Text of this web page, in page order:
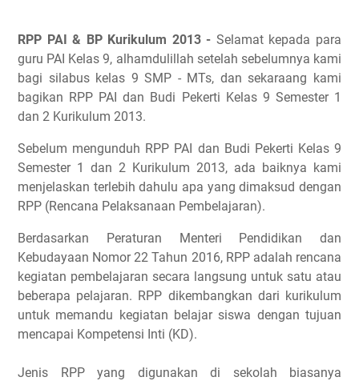
RPP PAI & BP Kurikulum 2013 - Selamat kepada para
guru PAI Kelas 9, alhamdulillah setelah sebelumnya kami
bagi silabus kelas 9 SMP - MTs, dan sekaraang kami
bagikan RPP PAI dan Budi Pekerti Kelas 9 Semester 1
dan 2 Kurikulum 2013.
Sebelum mengunduh RPP PAI dan Budi Pekerti Kelas 9
Semester 1 dan 2 Kurikulum 2013, ada baiknya kami
menjelaskan terlebih dahulu apa yang dimaksud dengan
RPP (Rencana Pelaksanaan Pembelajaran).
Berdasarkan Peraturan Menteri Pendidikan dan
Kebudayaan Nomor 22 Tahun 2016, RPP adalah rencana
kegiatan pembelajaran secara langsung untuk satu atau
beberapa pelajaran. RPP dikembangkan dari kurikulum
untuk memandu kegiatan belajar siswa dengan tujuan
mencapai Kompetensi Inti (KD).
Jenis RPP yang digunakan di sekolah biasanya